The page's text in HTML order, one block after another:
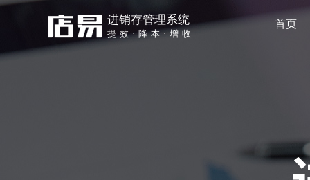
进销存管理系统
提效·降本·增收
首页